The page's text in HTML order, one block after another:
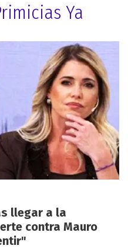
Ya
llegar a la
contra Mauro